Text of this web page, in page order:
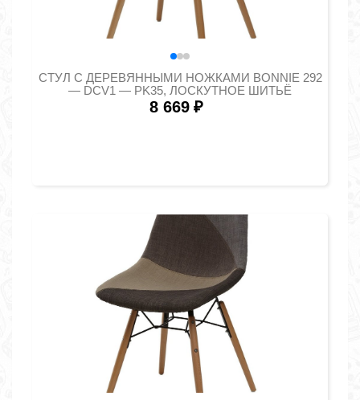
СТУЛ С ДЕРЕВЯННЫМИ НОЖКАМИ BONNIE 292
— DCV1 — PK35, ЛОСКУТНОЕ ШИТЬЁ
8 669 ₽